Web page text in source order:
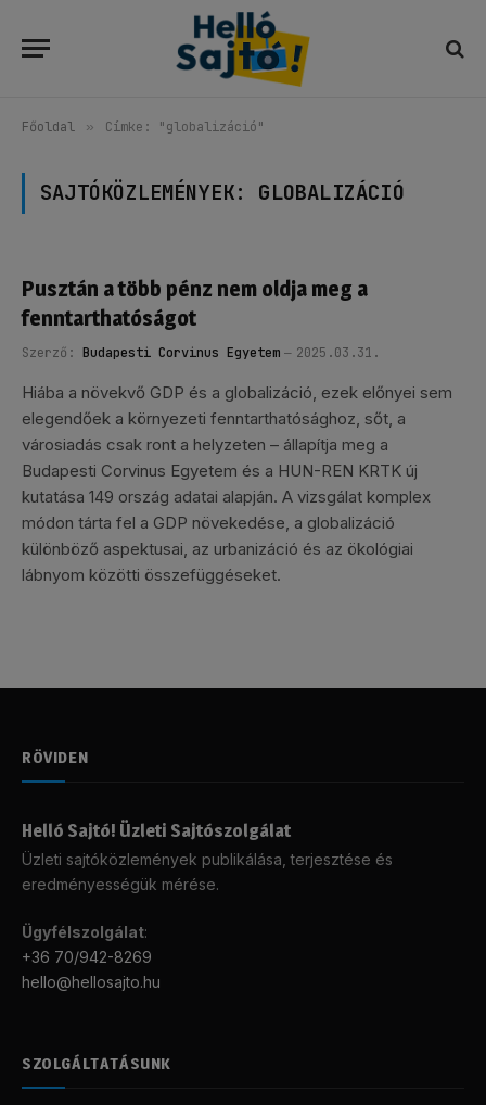
Főoldal » Címke: "globalizáció"
SAJTÓKÖZLEMÉNYEK: GLOBALIZÁCIÓ
Pusztán a több pénz nem oldja meg a
fenntarthatóságot
Szerző: Budapesti Corvinus Egyetem 2025.03.31.
Hiába a növekvő GDP és a globalizáció, ezek előnyei sem
elegendőek a környezeti fenntarthatósághoz, sőt, a
városiadás csak ront a helyzeten – állapítja meg a
Budapesti Corvinus Egyetem és a HUN-REN KRTK új
kutatása 149 ország adatai alapján. A vizsgálat komplex
módon tárta fel a GDP növekedése, a globalizáció
különböző aspektusai, az urbanizáció és az ökológiai
lábnyom közötti összefüggéseket.
RÖVIDEN
Helló Sajtó! Üzleti Sajtószolgálat
Üzleti sajtóközlemények publikálása, terjesztése és
eredményességük mérése.
Ügyfélszolgálat:
+36 70/942-8269
hello@hellosajto.hu
SZOLGÁLTATÁSUNK